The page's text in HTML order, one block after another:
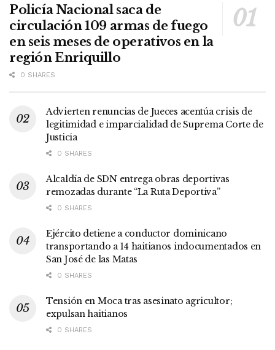
Policía Nacional saca de
circulación 109 armas de fuego
en seis meses de operativos en la
región Enriquillo
0 SHARES
Advierten renuncias de Jueces acentúa crisis de
legitimidad e imparcialidad de Suprema Corte de
Justicia
0 SHARES
Alcaldía de SDN entrega obras deportivas
remozadas durante “La Ruta Deportiva”
0 SHARES
Ejército detiene a conductor dominicano
transportando a 14 haitianos indocumentados en
San José de las Matas
0 SHARES
Tensión en Moca tras asesinato agricultor;
expulsan haitianos
0 SHARES